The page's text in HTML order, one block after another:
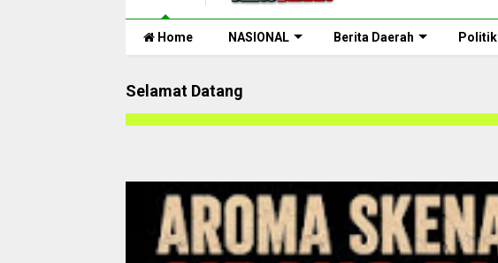
Home NASIONAL Berita Daerah Politik
Selamat Datang